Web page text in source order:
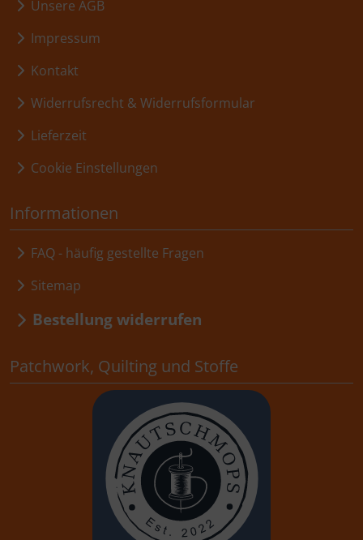
Unsere AGB
Impressum
Kontakt
Widerrufsrecht & Widerrufsformular
Lieferzeit
Cookie Einstellungen
Informationen
FAQ - häufig gestellte Fragen
Sitemap
Bestellung widerrufen
Patchwork, Quilting und Stoffe